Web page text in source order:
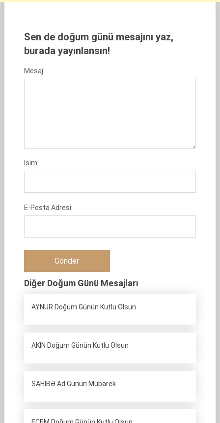
Sen de doğum günü mesajını yaz,
burada yayınlansın!
Mesaj:
İsim:
E-Posta Adresi:
Diğer Doğum Günü Mesajları
AYNUR Doğum Günün Kutlu Olsun
AKIN Doğum Günün Kutlu Olsun
SAHİBƏ Ad Günün Mübarek